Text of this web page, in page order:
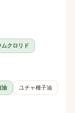
クロリド
油
ユチャ種子油